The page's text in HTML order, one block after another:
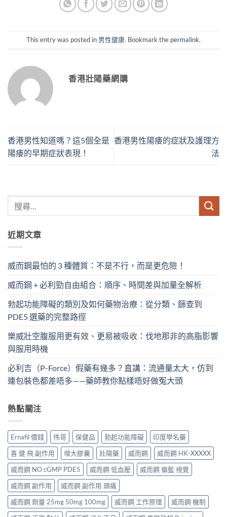
This entry was posted in 男性健康. Bookmark the permalink.
香港壯陽藥網購
香港男性知道嗎？這5個全是
陽痿的早期症狀表現！
香港男性陽痿的症狀及護理方
法
近期文章
威而鋼最怕的 3 種體質：不是不行，而是更危險！
威而鋼 + 必利勁自由組合：順序、時間差與加量全解析
勃起功能障礙的類別及如何藥物治療：從分類、篩查到
PDE5 選藥的完整路徑
樂威壯空腹服用更有效、更易被吸收：伐地那非的高脂影響
與服用時機
必利吉（P-Force）假藥有幾多？直講：流通量太大，仿到
連包裝色都差唔多——藥師教你點樣唔好做冤大頭
熱點關注
Ernafil 價錢 伟哥 保健品 勃起功能障礙
印度學名藥
喜 健 飛 副作用
增大膠囊 壯陽藥 威而鋼
威而鋼 HK-XXXXX
威而鋼 NO cGMP PDE5
威而鋼 低血壓
威而鋼 偏藍 視覺
威而鋼 副作用
威而鋼 副作用 頭痛
威而鋼 劑量 25mg 50mg 100mg
威而鋼 工作原理
威而鋼 機制